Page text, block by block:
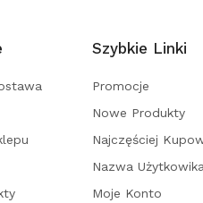
Szybkie Linki
Promocje
Nowe Produkty
Najczęściej
Nazwa Użytkowika
Moje Konto